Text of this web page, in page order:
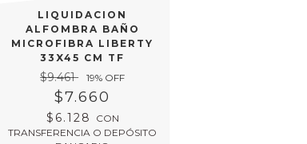
LIQUIDACION
ALFOMBRA BAÑO
MICROFIBRA LIBERTY
33X45 CM TF
$9.461 19% OFF
$7.660
$6.128
CON
TRANSFERENCIA O DEPÓSITO